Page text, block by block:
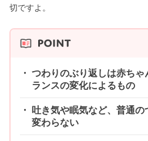
切ですよ。
つわりのぶり返しは赤ち
ランスの変化によるもの
吐き気や眠気など、普通
変わらない